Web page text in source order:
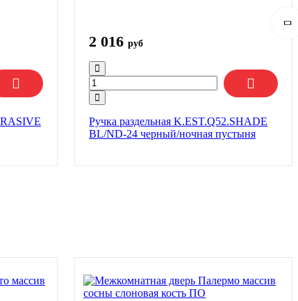
2 016 руб
Ручка раздельная K.EST.Q52.SHADE
BL/ND-24 черный/ночная пустыня